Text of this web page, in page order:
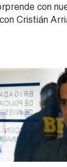
con
Cristián